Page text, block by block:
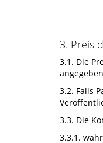
3. Preis
3.1. Die
3.2. Falls
3.3. Die
3.3.1.